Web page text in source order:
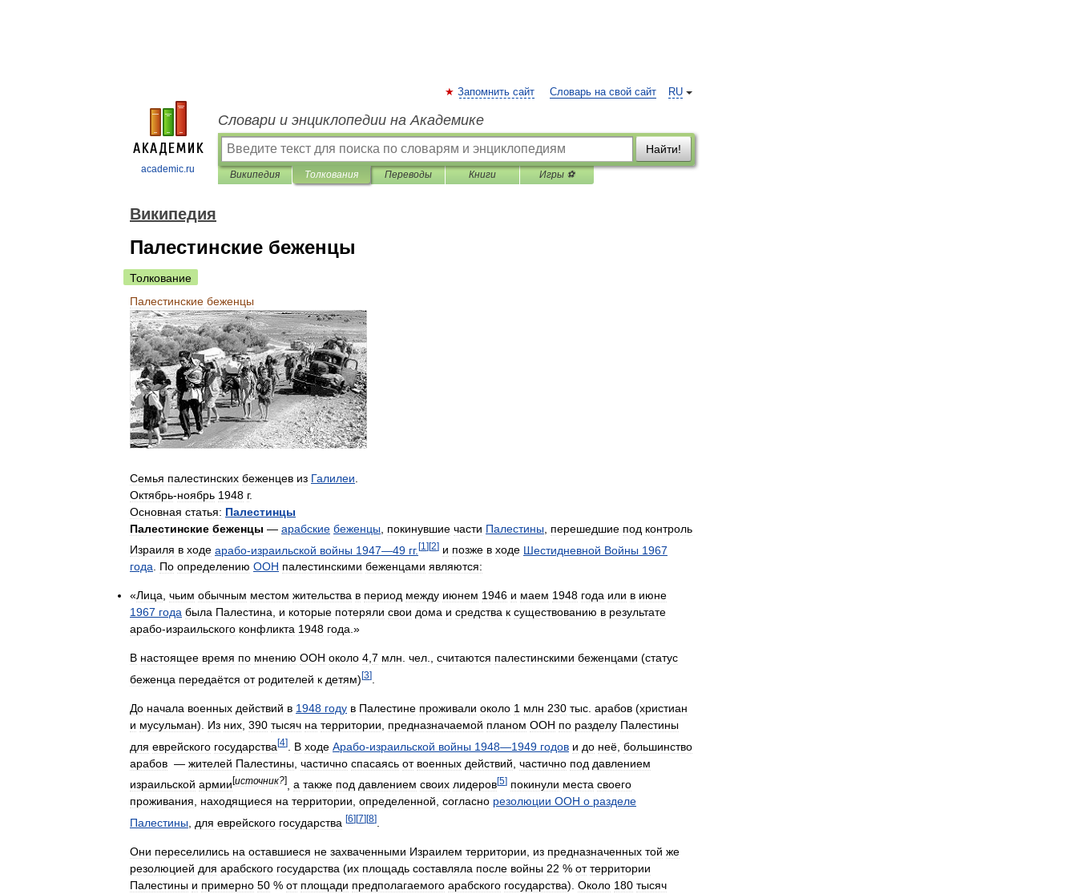
academic.ru
RU
Запомнить сайт Словарь на свой сайт
Словари и энциклопедии на Академике
Найти!
Википедия Толкования Переводы Книги Игры ⚽
Википедия
Палестинские беженцы
Толкование
Палестинские беженцы
Семья палестинских беженцев из Галилеи
Октябрь-ноябрь 1948 г.
Основная статья: Палестинцы
Палестинские беженцы — арабские беженцы покинувшие части Палестины перешедшие под контроль
Израиля в ходе арабо-израильской войны 1947—49 гг.[1 ][2] и позже в ходе Шестидневной Войны 1967
года. По определению ООН палестинскими беженцами являются:
«Лица, чьим обычным местом жительства в период между июнем 1946 и маем 1948 года или в июне
1967 года была Палестина, и которые потеряли свои дома и средства к существованию в результате
арабо-израильского конфликта 1948 года.»
В настоящее время по мнению ООН около 4,7 млн. чел., считаются палестинскими беженцами (статус
беженца передаётся от родителей к детям) [3]
До начала военных действий в 1948 году в Палестине проживали около 1 млн 230 тыс арабов (христиан
и мусульман). Из них 390 тысяч на территории предназначаемой планом ООН по разделу Палестины
для еврейского государства[4] В ходе Арабо-израильской войны 1948—1949 годов и до неё большинство
арабов — жителей Палестины частично спасаясь от военных действий частично под давлением
израильской армии[источник?] а также под давлением своих лидеров[5] покинули места своего
проживания, находящиеся на территории, определенной, согласно резолюции ООН о разделе
Палестины
для еврейского государства [6] [7] [8]
Они переселились на оставшиеся не захваченными Израилем территории из предназначенных той же
резолюцией для арабского государства (их площадь составляла после войны 22 % от территории
Палестины и примерно 50 % от площади предполагаемого арабского государства). Около 180 тысяч